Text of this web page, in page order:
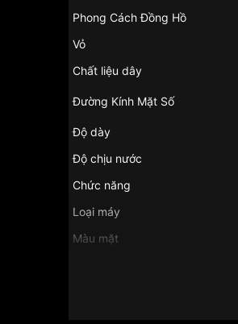
Phong Cách Đồng Hồ
Vỏ
Chất liệu dây
Đường Kính Mặt Số
Độ dày
Độ chịu nước
Chức năng
Loại máy
Màu mặt